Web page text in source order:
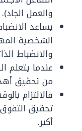
والعمل الجاد).
يساعد
الشخصية
والانضباط
عندما يتعلم
من تحقيق
فالالتزام
تحقيق
أكبر.